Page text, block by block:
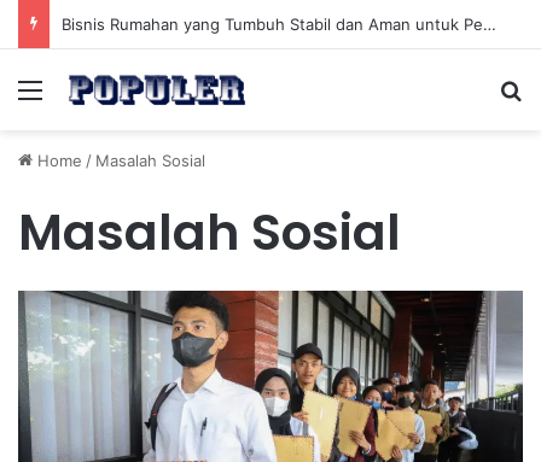
Bisnis Rumahan yang Tumbuh Stabil dan Aman untuk Pendapatan Jangka Panjang
Menu
Home / Masalah Sosial
Masalah Sosial